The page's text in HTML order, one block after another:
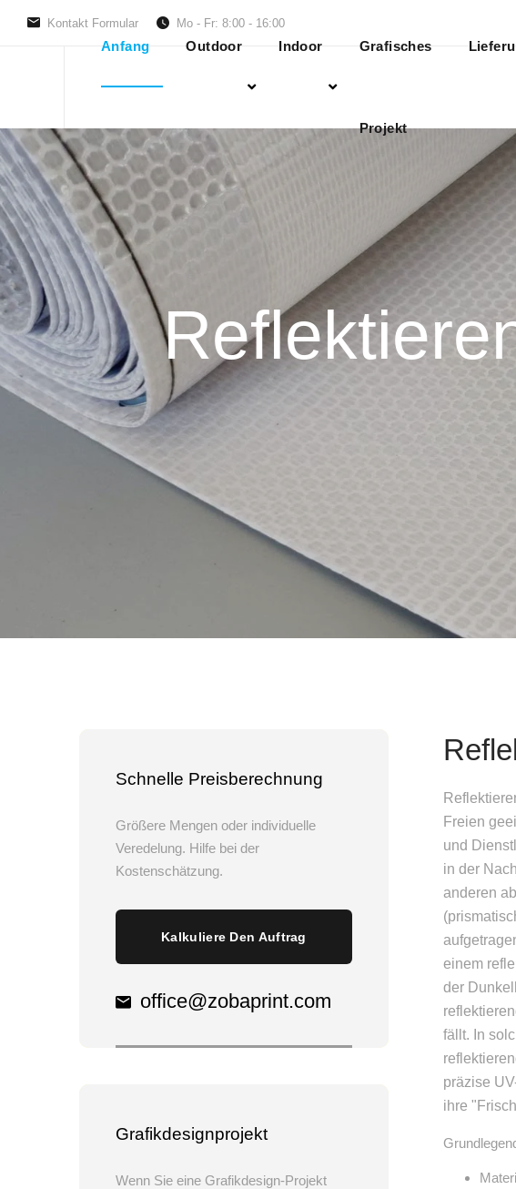
Kontakt Formular Mo - Fr: 8:00 - 16:00
Anfang Outdoor Indoor Grafisches
Projekt
Schnelle Preisberechnung
Größere Mengen oder individuelle
Veredelung. Hilfe bei der
Kostenschätzung.
Kalkuliere Den Auftrag
office@zobaprint.com
Grafikdesignprojekt
Wenn Sie eine Grafikdesign-Projekt
Freien
und
in der
anderen
einem
der
fällt. In
präzise
ihre